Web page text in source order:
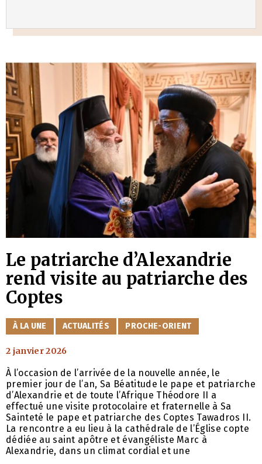
Le patriarche d’Alexandrie
rend visite au patriarche des
Coptes
CATÉGORIES
À LA UNE ACTUALITÉS PROCHE-ORIENT
2 janvier 2026
À l’occasion de l’arrivée de la nouvelle année, le
premier jour de l’an, Sa Béatitude le pape et patriarche
d’Alexandrie et de toute l’Afrique Théodore II a
effectué une visite protocolaire et fraternelle à Sa
Sainteté le pape et patriarche des Coptes Tawadros II.
La rencontre a eu lieu à la cathédrale de l’Église copte
dédiée au saint apôtre et évangéliste Marc à
Alexandrie, dans un climat cordial et une